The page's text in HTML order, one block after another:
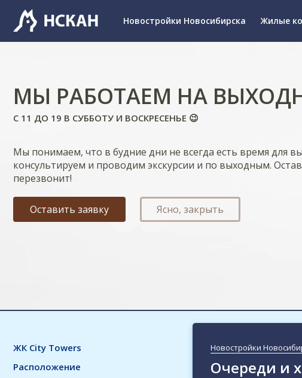
Новостройки Новосибирска Жилые
МЫ РАБОТАЕМ НА
С 11 ДО 19 В СУББОТУ И ВОСКРЕСЕНЬЕ 😉
Мы понимаем, что в будние дни не всегда есть время для
консультируем и проводим экскурсии и по выходным.
перезвонит!
Оставить заявку Ясно, закрыть
ЖК City Towers
Расположение
Новостройки
Очереди и